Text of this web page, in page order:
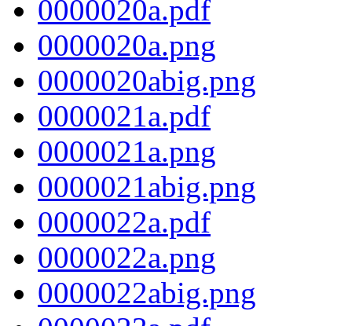
0000020a.pdf
0000020a.png
0000020abig.png
0000021a.pdf
0000021a.png
0000021abig.png
0000022a.pdf
0000022a.png
0000022abig.png